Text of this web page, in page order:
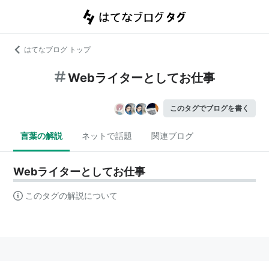
はてなブログ トップ
Webライターとしてお仕事
このタグでブログを書く
言葉の解説 ネットで話題 関連ブログ
Webライターとしてお仕事
このタグの解説について